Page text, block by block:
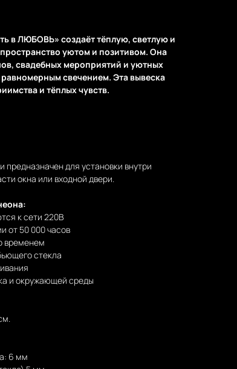
в ЛЮБОВЬ» создаёт тёплую, светлую и
уютом и позитивом. Она
свадебных мероприятий и уютных
свечением. Эта вывеска
и тёплых чувств.
предназначен для установки внутри
окна или входной двери.
к сети 220В
от 50 000 часов
временем
стекла
и окружающей среды
6 мм